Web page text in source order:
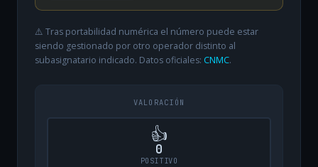
⚠️ Tras portabilidad numérica el número puede estar
siendo gestionado por otro operador distinto al
subasignatario indicado. Datos oficiales: CNMC.
VALORACIÓN
👍
0
POSITIVO